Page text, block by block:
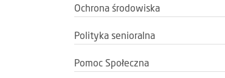
Ochrona środowiska
Polityka senioralna
Pomoc Społeczna